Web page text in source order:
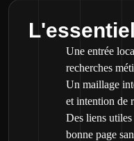
Une entrée
recherches
Un maillage
et intention de
Des liens
bonne page